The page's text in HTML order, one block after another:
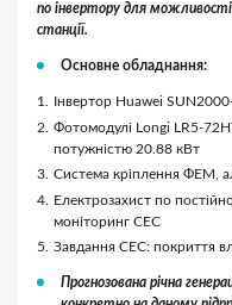
по інвертору для
станції.
Основне обладнання:
Інвертор Huawei
Фотомодулі Longi LR5-
потужністю 20.88 кВт
Система кріплення ФЕМ,
Електрозахист по
моніторинг СЕС
Завдання СЕС: покриття
Прогнозована річна